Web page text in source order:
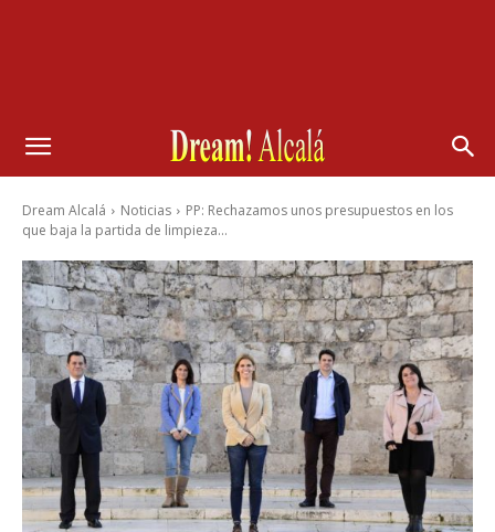
Dream Alcalá Noticias
PP: Rechazamos unos presupuestos en los
que baja la partida de limpieza...